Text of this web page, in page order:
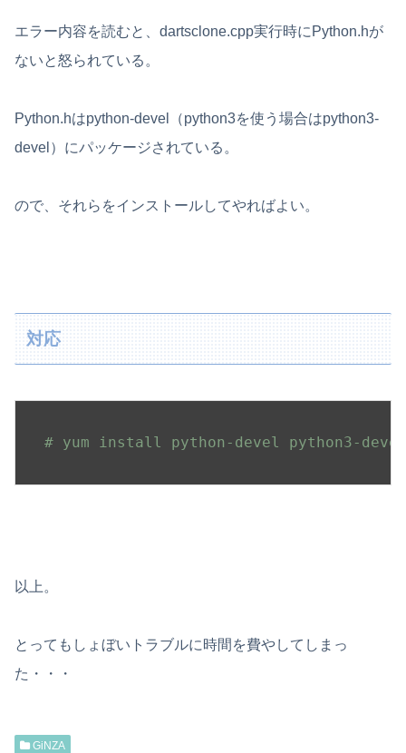
エラー内容を読むと、dartsclone.cpp実行時にPython.hが
ないと怒られている。
Python.hはpython-devel（python3を使う場合はpython3-
devel）にパッケージされている。
ので、それらをインストールしてやればよい。
対応
# yum install python-devel python3-devel
以上。
とってもしょぼいトラブルに時間を費やしてしまっ
た・・・
GiNZA